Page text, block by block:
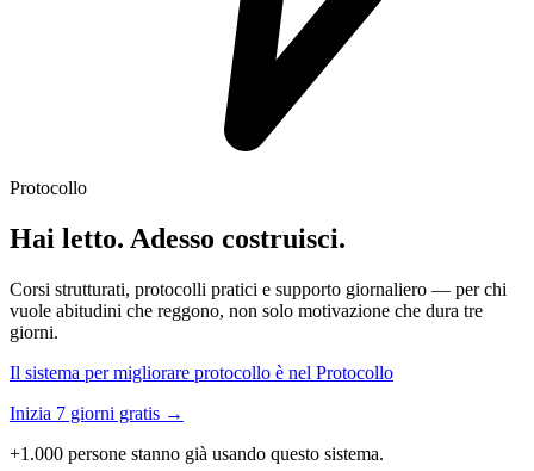
Protocollo
Hai letto. Adesso costruisci.
Corsi strutturati, protocolli pratici e supporto giornaliero — per chi
vuole abitudini che reggono, non solo motivazione che dura tre
giorni.
Il sistema per migliorare protocollo è nel Protocollo
Inizia 7 giorni gratis →
+1.000 persone stanno già usando questo sistema.